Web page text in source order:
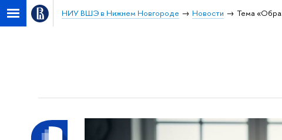
НИУ ВШЭ в Нижнем Новгороде Новости Тема